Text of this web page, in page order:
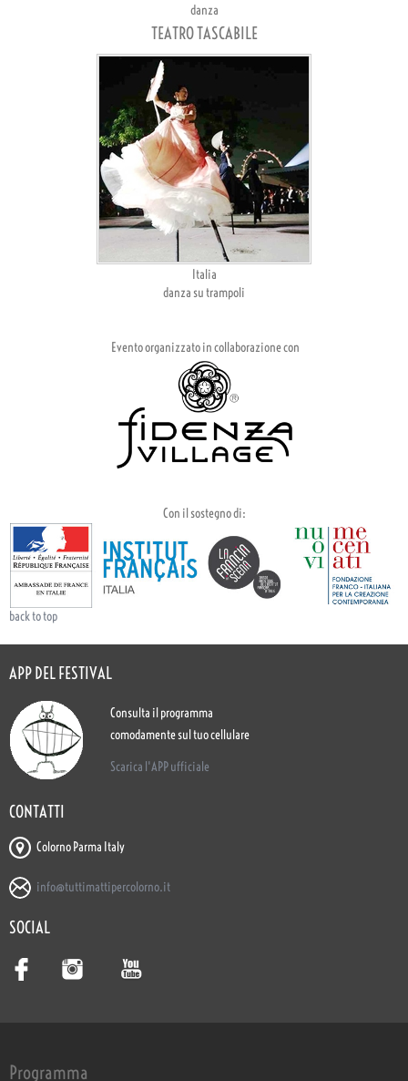
danza
TEATRO TASCABILE
Italia
danza su trampoli
Evento organizzato in collaborazione con
Con il sostegno di:
back to top
APP DEL FESTIVAL
Consulta il programma
comodamente sul tuo cellulare
Scarica l'APP ufficiale
CONTATTI
Colorno Parma Italy
info@tuttimattipercolorno.it
SOCIAL
Programma